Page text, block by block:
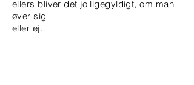
ellers bliver det jo ligegyldigt, om man
øver sig
eller ej.